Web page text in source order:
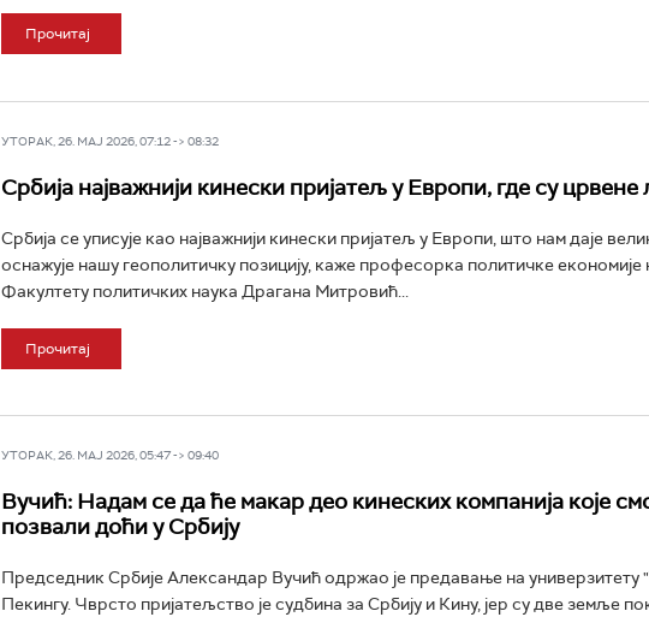
Прочитај
УТОРАК, 26. МАЈ 2026, 07:12 -> 08:32
Србија најважнији кинески пријатељ у Европи, где су црвене
Србија се уписује као најважнији кинески пријатељ у Европи, што нам даје
оснажује нашу геополитичку позицију, каже професорка политичке економије
Факултету политичких наука Драгана Митровић...
Прочитај
УТОРАК, 26. МАЈ 2026, 05:47 -> 09:40
Вучић: Надам се да ће макар део кинеских компанија које
позвали доћи у Србију
Председник Србије Александар Вучић одржао је предавање на универзитету
Пекингу. Чврсто пријатељство је судбина за Србију и Кину, јер су две земље